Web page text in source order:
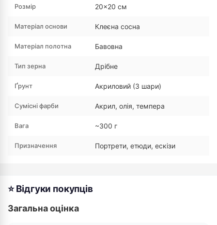
Розмір 20×20 см
Матеріал основи Клеєна сосна
Матеріал полотна Бавовна
Тип зерна Дрібне
Ґрунт Акриловий (3 шари)
Сумісні фарби Акрил, олія, темпера
Вага ~300 г
Призначення Портрети, етюди, ескізи
⭐ Відгуки покупців
Загальна оцінка